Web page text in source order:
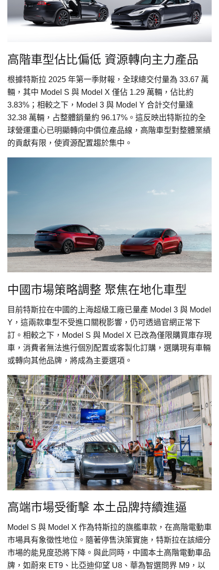
高階車型佔比偏低 資源轉向主力產品
根據特斯拉 2025 年第一季財報，全球總交付量為 33.67 萬
輛，其中 Model S 與 Model X 僅佔 1.29 萬輛，佔比約
3.83%；相較之下，Model 3 與 Model Y 合計交付量達
32.38 萬輛，占整體銷量約 96.17%。這反映出特斯拉的全
球營運重心已明顯轉向中價位產品線，高階車型對整體業績
的貢獻有限，使資源配置趨於集中。
中國市場策略調整 聚焦在地化車型
目前特斯拉在中國的上海超級工廠已量產 Model 3 與 Model
Y，這兩款車型不受進口關稅影響，仍可透過官網正常下
訂。相較之下，Model S 與 Model X 已改為僅限購買庫存現
車，消費者無法進行個別配置或客製化訂購，選購現有車輛
或轉向其他品牌，將成為主要選項。
高端市場受衝擊 本土品牌持續進逼
Model S 與 Model X 作為特斯拉的旗艦車款，在高階電動車
市場具有象徵性地位。隨著停售決策實施，特斯拉在該細分
市場的能見度恐將下降。與此同時，中國本土高階電動車品
牌，如蔚來 ET9、比亞迪仰望 U8、華為智選問界 M9，以